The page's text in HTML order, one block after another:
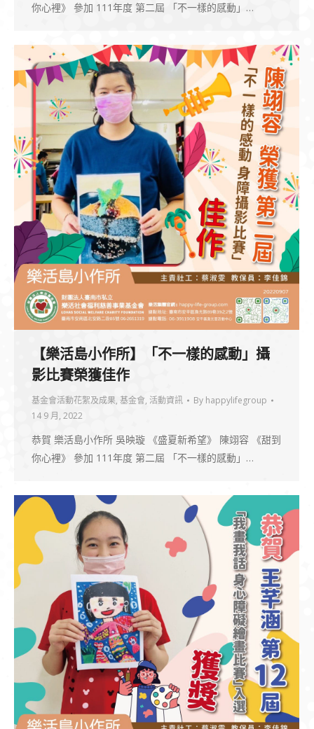
你心裡》 參加 111年度 第二屆 「不一樣的感動」…
【樂活島小作所】「不一樣的感動」攝
影比賽榮獲佳作
基金會活動花絮及成果, 基金會, 活動資訊 By happylifegroup
14 9 月, 2022
恭賀 樂活島小作所 吳映璇 《盛夏新希望》 陳翊容 《甜到
你心裡》 參加 111年度 第二屆 「不一樣的感動」…